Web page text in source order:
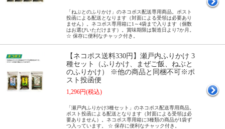
「ねぶとのふりかけ」のネコポス配送専用商品。ポスト
投函による配送となります（対面による受領は必要あり
ません）。ネコポス専用箱に1～4袋まで入ります（個数
はお選びいただけます）。賞味期限は製造日より7か月。
☆ 保存に便利なチャック付き。
【ネコポス送料330円】瀬戸内ふりかけ 3
種セット（ふりかけ、まぜご飯、ねぶと
のふりかけ） ※他の商品と同梱不可※ポ
スト投函便
1,296円(税込)
「瀬戸内ふりかけ3種セット」のネコポス配送専用商品。
ポスト投函による配送となります（対面による受領は必
要ありません）。ネコポス専用箱に3種類の商品が1袋ず
つ入っています。 ☆ 保存に便利なチャック付き。